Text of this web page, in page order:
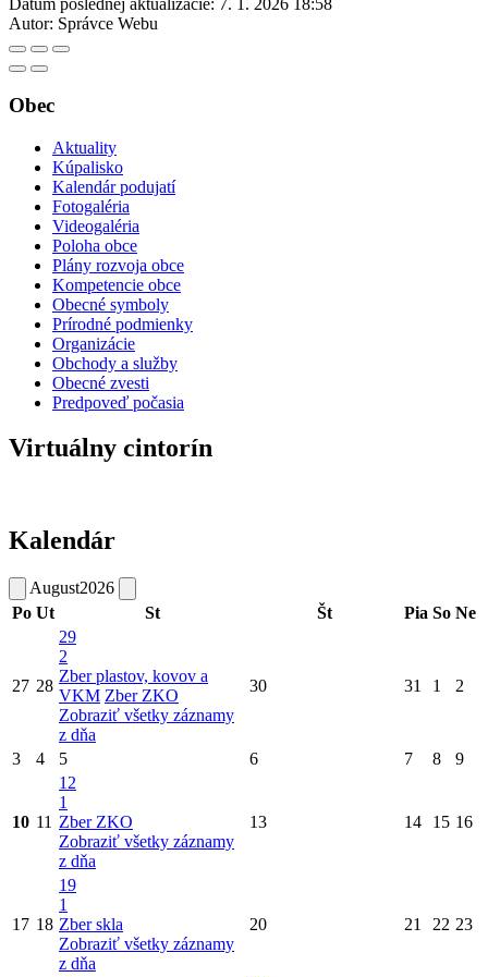
Dátum poslednej aktualizácie: 7. 1. 2026 18:58
Autor: Správce Webu
Obec
Aktuality
Kúpalisko
Kalendár podujatí
Fotogaléria
Videogaléria
Poloha obce
Plány rozvoja obce
Kompetencie obce
Obecné symboly
Prírodné podmienky
Organizácie
Obchody a služby
Obecné zvesti
Predpoveď počasia
Virtuálny cintorín
Kalendár
August2026
Po Ut St Št Pia So Ne
27 28
29
2
Zber plastov, kovov a
VKM Zber ZKO
Zobraziť všetky záznamy
z dňa
30 31 1 2
3 4 5 6 7 8 9
10 11
12
1
Zber ZKO
Zobraziť všetky záznamy
z dňa
13 14 15 16
17 18
19
1
Zber skla
Zobraziť všetky záznamy
z dňa
20 21 22 23